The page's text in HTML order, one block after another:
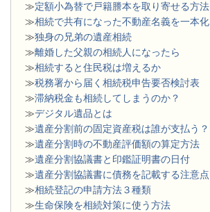
≫定額小為替で戸籍謄本を取り寄せる方法
≫相続で共有になった不動産名義を一本化
≫独身の兄弟の遺産相続
≫離婚した父親の相続人になったら
≫相続すると住民税は増えるか
≫税務署から届く相続税申告要否検討表
≫滞納税金も相続してしまうのか？
≫デジタル遺品とは
≫遺産分割前の固定資産税は誰が支払う？
≫遺産分割時の不動産評価額の算定方法
≫遺産分割協議書と印鑑証明書の日付
≫遺産分割協議書に債務を記載する注意点
≫相続登記の申請方法３種類
≫生命保険を相続対策に使う方法